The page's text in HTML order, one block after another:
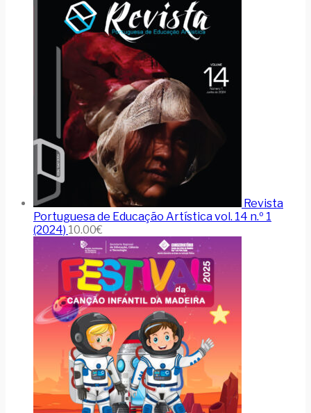
Revista
Portuguesa de Educação Artística vol. 14 n.º 1
(2024) 10.00€